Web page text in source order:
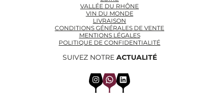
VALLÉE DU RHÔNE
VIN DU MONDE
LIVRAISON
CONDITIONS GÉNÉRALES DE VENTE
MENTIONS LÉGALES
POLITIQUE DE CONFIDENTIALITÉ
SUIVEZ NOTRE ACTUALITÉ
InstagramWhatsApp LinkedIn